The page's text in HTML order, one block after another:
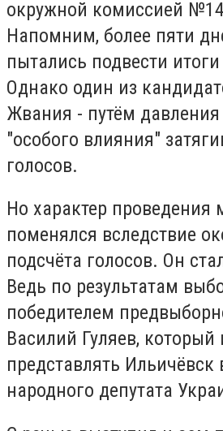
окружной комиссией
Напомним, более пяти
пытались подвести
Однако один из
Жвания - путём
"особого влияния"
голосов.
Но характер проведения
поменялся вследствие
подсчёта голосов. Он
Ведь по результатам
победителем
Василий Гуляев, который
представлять Ильичёвск
народного депутата